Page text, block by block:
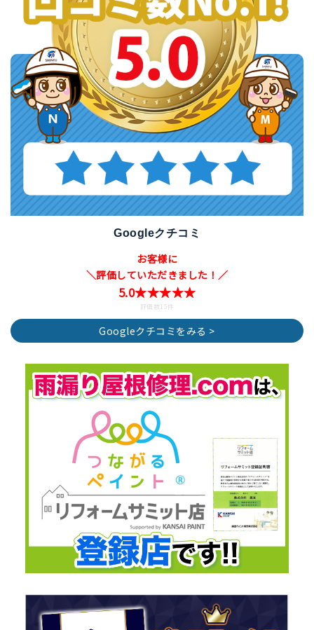
Googleクチコミ
お客様に
＼評価していただきました！／
5.0★★★★★
評価数15件
Googleクチコミをみる >